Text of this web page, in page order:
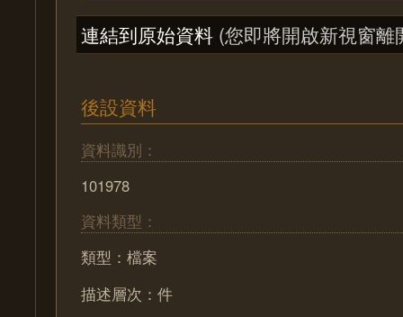
連結到原始資料 (您即將開啟新視窗離
後設資料
資料識別：
101978
資料類型：
類型：檔案
描述層次：件